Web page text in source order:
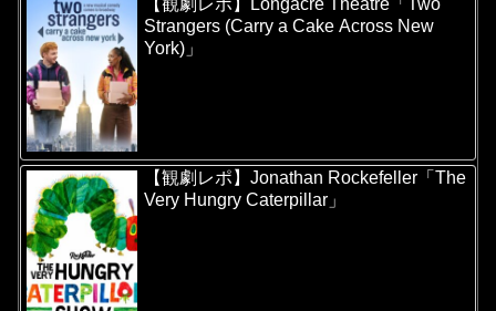
Strangers (Carry a Cake Across New
York)」
【観劇レポ】Jonathan Rockefeller「The
Very Hungry Caterpillar」